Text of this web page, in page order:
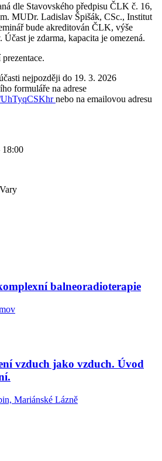
dle Stavovského předpisu ČLK č. 16,
MUDr. Ladislav Špišák, CSc., Institut
bude akreditován ČLK, výše
je zdarma, kapacita je omezená.
nejpozději do 19. 3. 2026
formuláře na adrese
UhTyqCSKhrnebo na emailovou adresu
18:00
balneoradioterapie
vzduch jako vzduch. Úvod
Mariánské Lázně